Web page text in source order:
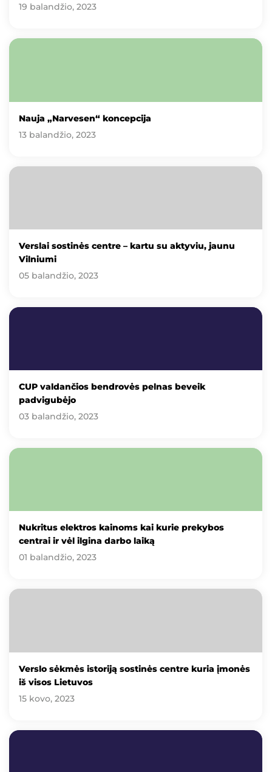
19 balandžio, 2023
Nauja „Narvesen“ koncepcija
13 balandžio, 2023
Verslai sostinės centre – kartu su aktyviu, jaunu
Vilniumi
05 balandžio, 2023
CUP valdančios bendrovės pelnas beveik
padvigubėjo
03 balandžio, 2023
Nukritus elektros kainoms kai kurie prekybos
centrai ir vėl ilgina darbo laiką
01 balandžio, 2023
Verslo sėkmės istoriją sostinės centre kuria įmonės
iš visos Lietuvos
15 kovo, 2023